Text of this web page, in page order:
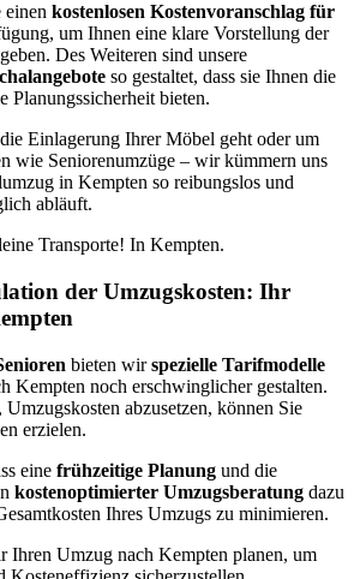
einen kostenlosen Kostenvoranschlag für
um Ihnen eine klare Vorstellung der
Des Weiteren sind unsere
so gestaltet, dass sie Ihnen die
Planungssicherheit bieten.
Einlagerung Ihrer Möbel geht oder um
wie Seniorenumzüge – wir kümmern uns
in Kempten so reibungslos und
abläuft.
Transporte! In Kempten.
der Umzugskosten: Ihr
bieten wirspezielle Tarifmodelle
Kempten noch erschwinglicher gestalten.
abzusetzen, können Sie
erzielen.
eine frühzeitige Planung und die
kostenoptimierter Umzugsberatung dazu
Ihres Umzugs zu minimieren.
Ihren Umzug nach Kempten planen, um